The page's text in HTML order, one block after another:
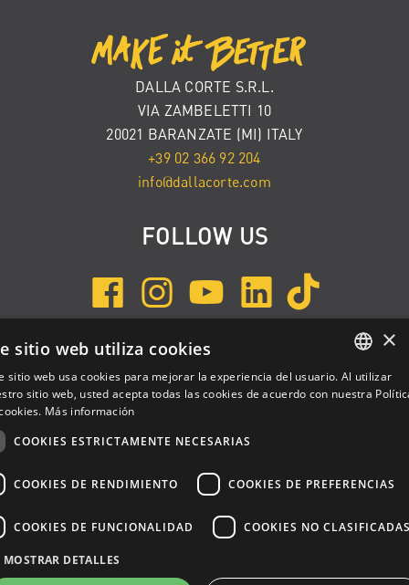
DALLA CORTE S.R.L.
VIA ZAMBELETTI 10
20021 BARANZATE (MI) ITALY
+39 02 366 92 204
info@dallacorte.com
FOLLOW US
INSCRÍBETE A NEWSLETTER
ENGLISH
×
sitio web utiliza cookies
sitio web usa cookies para mejorar la experiencia del usuario. Al utilizar
sitio web, usted acepta todas las cookies de acuerdo con nuestra
Más información
COOKIES ESTRICTAMENTE NECESARIAS
COOKIES DE RENDIMIENTO COOKIES DE PREFERENCIAS
COOKIES DE FUNCIONALIDAD COOKIES NO
MOSTRAR DETALLES